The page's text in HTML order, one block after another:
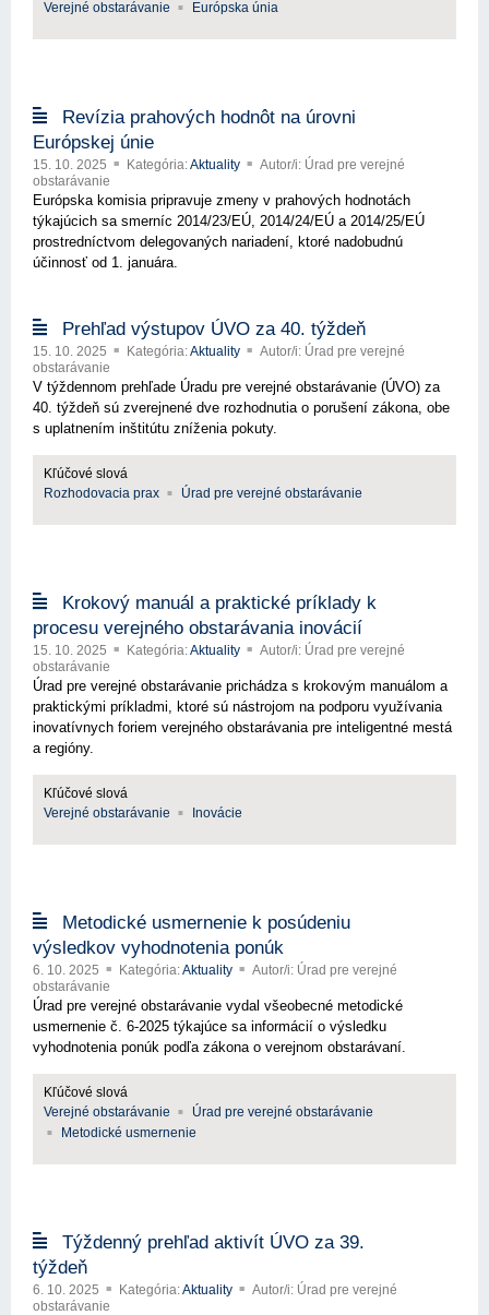
Verejné obstarávanie
Európska únia
Revízia prahových hodnôt na úrovni
Európskej únie
15. 10. 2025 Kategória:Aktuality
Autor/i: Úrad pre verejné
obstarávanie
Európska komisia pripravuje zmeny v prahových hodnotách
týkajúcich sa smerníc 2014/23/EÚ, 2014/24/EÚ a 2014/25/EÚ
prostredníctvom delegovaných nariadení, ktoré nadobudnú
účinnosť od 1. januára.
Prehľad výstupov ÚVO za 40. týždeň
15. 10. 2025 Kategória:Aktuality
Autor/i: Úrad pre verejné
obstarávanie
V týždennom prehľade Úradu pre verejné obstarávanie (ÚVO) za
40. týždeň sú zverejnené dve rozhodnutia o porušení zákona, obe
s uplatnením inštitútu zníženia pokuty.
Kľúčové slová
Rozhodovacia prax
Úrad pre verejné obstarávanie
Krokový manuál a praktické príklady k
procesu verejného obstarávania inovácií
15. 10. 2025 Kategória:Aktuality
Autor/i: Úrad pre verejné
obstarávanie
Úrad pre verejné obstarávanie prichádza s krokovým manuálom a
praktickými príkladmi, ktoré sú nástrojom na podporu využívania
inovatívnych foriem verejného obstarávania pre inteligentné mestá
a regióny.
Kľúčové slová
Verejné obstarávanie
Inovácie
Metodické usmernenie k posúdeniu
výsledkov vyhodnotenia ponúk
6. 10. 2025 Kategória:Aktuality
Autor/i: Úrad pre verejné
obstarávanie
Úrad pre verejné obstarávanie vydal všeobecné metodické
usmernenie č. 6-2025 týkajúce sa informácií o výsledku
vyhodnotenia ponúk podľa zákona o verejnom obstarávaní.
Kľúčové slová
Verejné obstarávanie
Úrad pre verejné obstarávanie
Metodické usmernenie
Týždenný prehľad aktivít ÚVO za 39.
týždeň
6. 10. 2025 Kategória:Aktuality
Autor/i: Úrad pre verejné
obstarávanie